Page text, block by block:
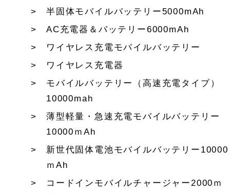
半固体モバイルバッテリー5000mAh
AC充電器＆バッテリー6000mAh
ワイヤレス充電モバイルバッテリー
ワイヤレス充電器
モバイルバッテリー（高速充電タイプ）
10000mah
薄型軽量・急速充電モバイルバッテリー
10000ｍAh
新世代固体電池モバイルバッテリー10000
ｍAh
コードインモバイルチャージャー2000ｍ